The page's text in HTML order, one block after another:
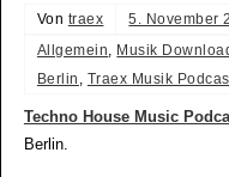
Von traex
5. November
Allgemein, Musik
Berlin , Traex Musik
Techno House Music
Berlin.